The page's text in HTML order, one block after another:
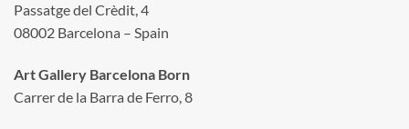
Passatge del Crèdit, 4
08002 Barcelona – Spain
Art Gallery Barcelona Born
Carrer de la Barra de Ferro, 8